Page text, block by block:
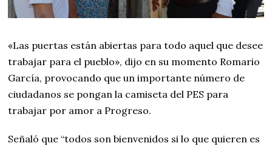
«Las puertas están abiertas para todo aquel que desee
trabajar para el pueblo», dijo en su momento Romario
García, provocando que un importante número de
ciudadanos se pongan la camiseta del PES para
trabajar por amor a Progreso.
Señaló que “todos son bienvenidos si lo que quieren es